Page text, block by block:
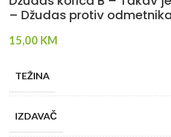
– Džudas protiv
15,00 KM
TEŽINA
IZDAVAČ